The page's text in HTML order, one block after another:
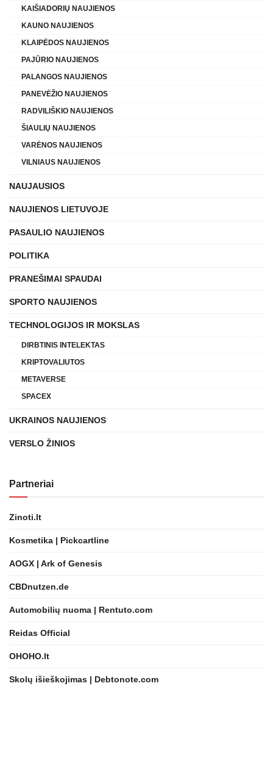
KAIŠIADORIŲ NAUJIENOS
KAUNO NAUJIENOS
KLAIPĖDOS NAUJIENOS
PAJŪRIO NAUJIENOS
PALANGOS NAUJIENOS
PANEVĖŽIO NAUJIENOS
RADVILIŠKIO NAUJIENOS
ŠIAULIŲ NAUJIENOS
VARĖNOS NAUJIENOS
VILNIAUS NAUJIENOS
NAUJAUSIOS
NAUJIENOS LIETUVOJE
PASAULIO NAUJIENOS
POLITIKA
PRANEŠIMAI SPAUDAI
SPORTO NAUJIENOS
TECHNOLOGIJOS IR MOKSLAS
DIRBTINIS INTELEKTAS
KRIPTOVALIUTOS
METAVERSE
SPACEX
UKRAINOS NAUJIENOS
VERSLO ŽINIOS
Partneriai
Zinoti.lt
Kosmetika | Pickcartline
AOGX | Ark of Genesis
CBDnutzen.de
Automobilių nuoma | Rentuto.com
Reidas Official
OHOHO.lt
Skolų išieškojimas | Debtonote.com